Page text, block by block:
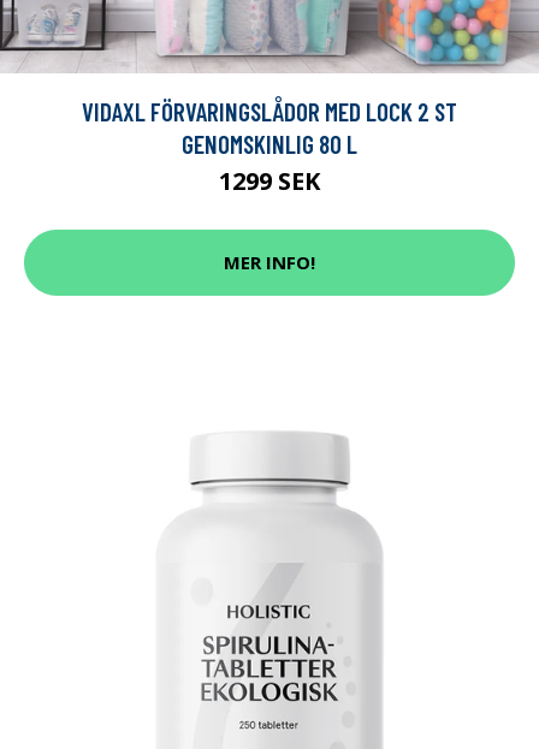
VIDAXL FÖRVARINGSLÅDOR MED LOCK 2 ST
GENOMSKINLIG 80 L
1299 SEK
MER INFO!